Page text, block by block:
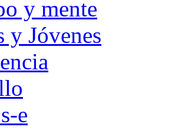
y mente
y Jóvenes
e